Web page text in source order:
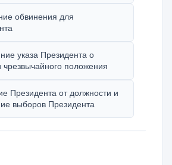
обвинения для
указа Президента о
чрезвычайного положения
Президента от должности и
выборов Президента